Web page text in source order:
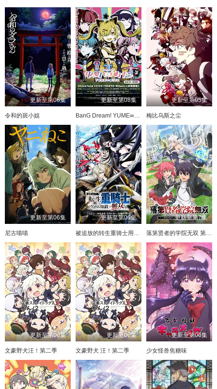
更新至第06集
令和的斑小姐
更新至第08集
BanG Dream! YUME∞MITA
更新至第05集
梅比乌斯之尘
更新至第06集
尼古喵喵
更新至第06集
被追放的转生重骑士用游戏知识开无双
更新至第7集
落第贤者的学院无双 第二回转生，S等级作弊魔术师冒险记
更新至第06集
文豪野犬汪！第二季
更新至06集
文豪野犬 汪！第二季
更新至第06集
少女怪兽焦糖味